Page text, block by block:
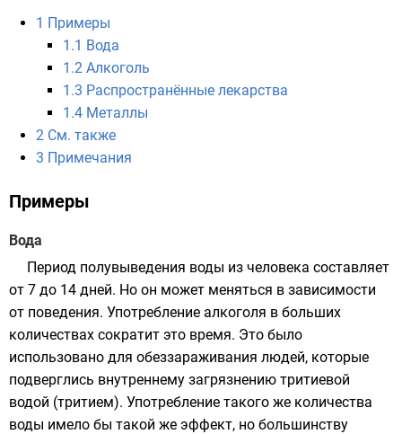
1 Примеры
1.1 Вода
1.2 Алкоголь
1.3 Распространённые лекарства
1.4 Металлы
2 См. также
3 Примечания
Примеры
Вода
Период полувыведения воды из человека составляет
от 7 до 14 дней. Но он может меняться в зависимости
от поведения. Употребление алкоголя в больших
количествах сократит это время. Это было
использовано для обеззараживания людей, которые
подверглись внутреннему загрязнению тритиевой
водой (тритием). Употребление такого же количества
воды имело бы такой же эффект, но большинству